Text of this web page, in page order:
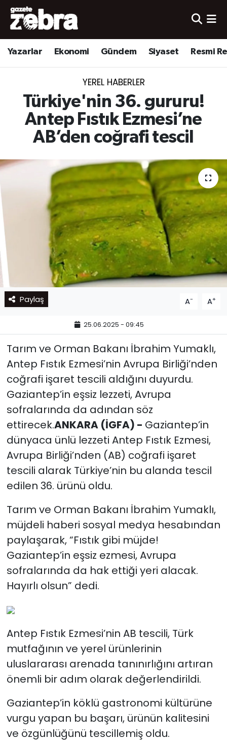
Yazarlar Ekonomi Gündem Siyaset Resmi
YEREL HABERLER
Türkiye'nin 36. gururu!
Antep Fıstık Ezmesi’ne
AB’den coğrafi tescil
Paylaş A- A+
25.06.2025 - 09:45
Tarım ve Orman Bakanı İbrahim Yumaklı,
Antep Fıstık Ezmesi’nin Avrupa Birliği’nden
coğrafi işaret tescili aldığını duyurdu.
Gaziantep’in eşsiz lezzeti, Avrupa
sofralarında da adından söz
ettirecek.ANKARA (İGFA) - Gaziantep’in
dünyaca ünlü lezzeti Antep Fıstık Ezmesi,
Avrupa Birliği’nden (AB) coğrafi işaret
tescili alarak Türkiye’nin bu alanda tescil
edilen 36. ürünü oldu.
Tarım ve Orman Bakanı İbrahim Yumaklı,
müjdeli haberi sosyal medya hesabından
paylaşarak, “Fıstık gibi müjde!
Gaziantep’in eşsiz ezmesi, Avrupa
sofralarında da hak ettiği yeri alacak.
Hayırlı olsun” dedi.
Antep Fıstık Ezmesi’nin AB tescili, Türk
mutfağının ve yerel ürünlerinin
uluslararası arenada tanınırlığını artıran
önemli bir adım olarak değerlendirildi.
Gaziantep’in köklü gastronomi kültürüne
vurgu yapan bu başarı, ürünün kalitesini
ve özgünlüğünü tescillemiş oldu.
Yazarlar
Ekonomi
Yerel
Spor
Nöbetçi Eczaneler
Hava Durumu
Süper Lig Puan Durumu ve Fikstür
Tüm Manşetler
Son Dakika Haberleri
Haber Arşivi